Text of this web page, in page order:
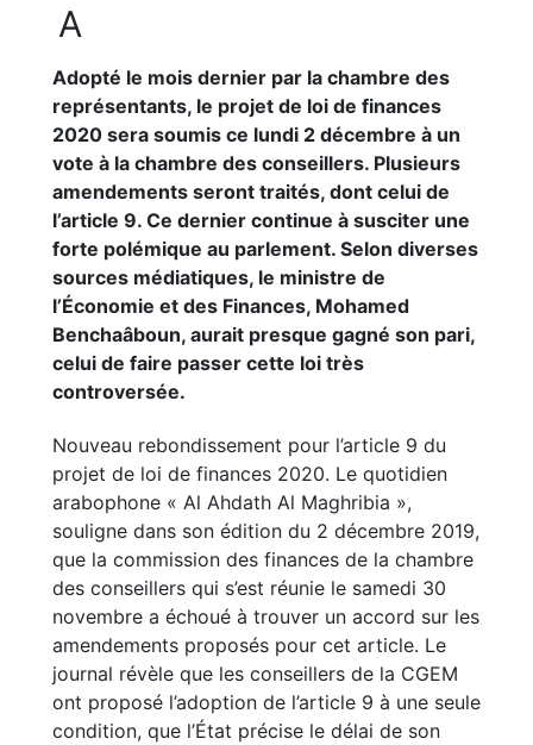
A
Adopté le mois dernier par la chambre des
représentants, le projet de loi de finances
2020 sera soumis ce lundi 2 décembre à un
vote à la chambre des conseillers. Plusieurs
amendements seront traités, dont celui de
l’article 9. Ce dernier continue à susciter une
forte polémique au parlement. Selon diverses
sources médiatiques, le ministre de
l’Économie et des Finances, Mohamed
Benchaâboun, aurait presque gagné son pari,
celui de faire passer cette loi très
controversée.
Nouveau rebondissement pour l’article 9 du
projet de loi de finances 2020. Le quotidien
arabophone « Al Ahdath Al Maghribia »,
souligne dans son édition du 2 décembre 2019,
que la commission des finances de la chambre
des conseillers qui s’est réunie le samedi 30
novembre a échoué à trouver un accord sur les
amendements proposés pour cet article. Le
journal révèle que les conseillers de la CGEM
ont proposé l’adoption de l’article 9 à une seule
condition, que l’État précise le délai de son